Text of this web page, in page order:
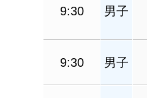
9:30 男子
9:30 男子